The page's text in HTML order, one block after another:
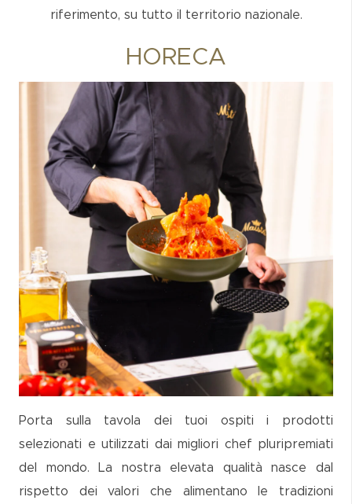
riferimento, su tutto il territorio nazionale.
HORECA
Porta sulla tavola dei tuoi ospiti i prodotti
selezionati e utilizzati dai migliori chef pluripremiati
del mondo. La nostra elevata qualità nasce dal
rispetto dei valori che alimentano le tradizioni